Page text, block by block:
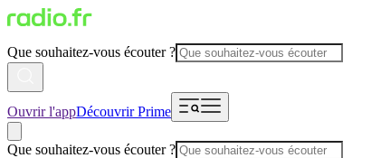
Que souhaitez-vous écouter ?
Ouvrir l'appDécouvrir Prime
Que souhaitez-vous écouter ?